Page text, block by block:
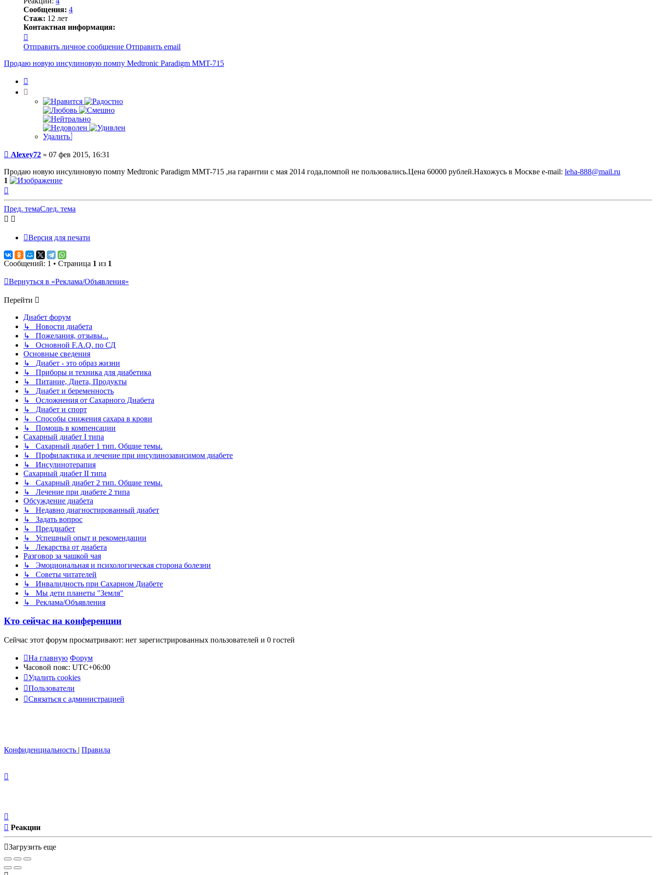
Сообщения: 4
Стаж: 12 лет
Контактная информация:
информация
пользователя
Alexey72
Отправить личное сообщение Отправить email
Продаю новую инсулиновую помпу Medtronic Paradigm MMT-715
Удалить
Сообщение
Alexey72 » 07 фев 2015, 16:31
Продаю новую инсулиновую помпу Medtronic Paradigm MMT-715 ,на гарантии с мая 2014 года,помпой не пользовались.Цена 60000 рублей.Нахожусь в Москве e-mail: leha-888@mail.ru
1
началу
Пред. темаСлед. тема
Версия для печати
Сообщений: 1 • Страница 1 из 1
Вернуться в «Реклама/Объявления»
Перейти
Диабет форум
↳ Новости диабета
↳ Пожелания, отзывы...
↳ Основной F.A.Q. по СД
Основные сведения
↳ Диабет - это образ жизни
↳ Приборы и техника для диабетика
↳ Питание, Диета, Продукты
↳ Диабет и беременность
↳ Осложнения от Сахарного Диабета
↳ Диабет и спорт
↳ Способы снижения сахара в крови
↳ Помощь в компенсации
Сахарный диабет I типа
↳ Сахарный диабет 1 тип. Общие темы.
↳ Профилактика и лечение при инсулинозависимом диабете
↳ Инсулинотерапия
Сахарный диабет II типа
↳ Сахарный диабет 2 тип. Общие темы.
↳ Лечение при диабете 2 типа
Обсуждение диабета
↳ Недавно диагностированный диабет
↳ Задать вопрос
↳ Преддиабет
↳ Успешный опыт и рекомендации
↳ Лекарства от диабета
Разговор за чашкой чая
↳ Эмоциональная и психологическая сторона болезни
↳ Советы читателей
↳ Инвалидность при Сахарном Диабете
↳ Мы дети планеты "Земля"
↳ Реклама/Объявления
Кто сейчас на конференции
Сейчас этот форум просматривают: нет зарегистрированных пользователей и 0 гостей
На главную Форум
Часовой пояс: UTC+06:00
Удалить cookies
Пользователи
Связаться с администрацией
Конфиденциальность | Правила
Реакции
Загрузить еще